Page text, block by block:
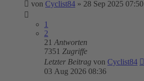
von Cyclist84 » 28 Sep 2025 07:50
1
2
21 Antworten
7351 Zugriffe
Letzter Beitrag von Cyclist84
03 Aug 2026 08:36